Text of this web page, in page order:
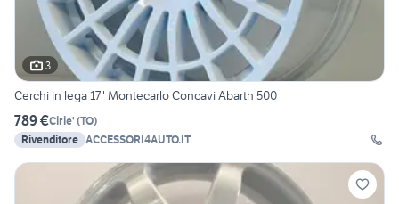
3
Cerchi in lega 17" Montecarlo Concavi Abarth 500
789 €Cirie' (TO)
Rivenditore ACCESSORI4AUTO.IT